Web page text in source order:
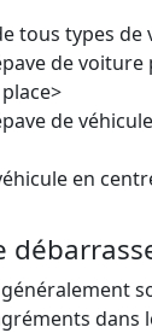
tous types de
de
de
en
dans